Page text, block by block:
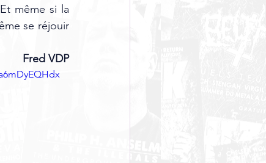
même si la
se réjouir
Fred VDP